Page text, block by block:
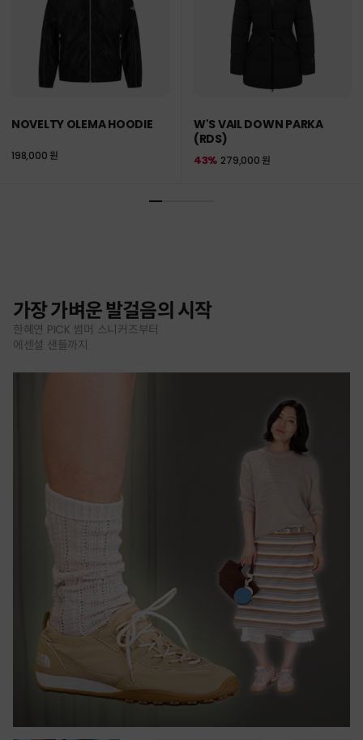
NOVELTY OLEMA HOODIE
198,000 원
W'S VAIL DOWN PARKA
(RDS)
279,000 원
43%
가장 가벼운 발걸음의 시작
한혜연 PICK 썸머 스니커즈부터
에센셜 샌들까지